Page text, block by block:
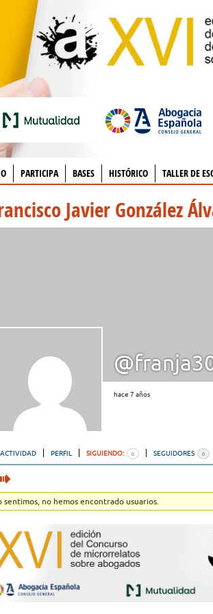
PARTICIPA BASES HISTÓRICO TALLER DE
Javier González
hace 7 años
ACTIVIDAD PERFIL SIGUIENDO: 0 SEGUIDORES 0
sentimos, no hemos encontrado usuarios.